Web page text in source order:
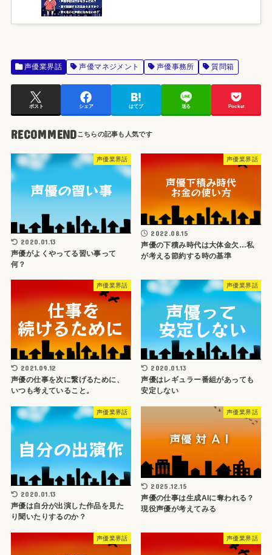
声優業界話 声優マネジメント 声優事務所 質問箱
ポスト シェア はてブ 送る Pocket
RECOMMEND
声優業界話
2020.01.13
声優がよくやってる習い事って
何？
声優業界話
2022.08.15
声優の下積み時代は大体金欠…私
が考える節約する時の基準
声優業界話
2021.09.12
声優の仕事を次に繋げるために、
いつも考えていること。
声優業界話
2020.01.13
声優はレギュラー番組があっても
安定しない
声優業界話
2020.01.13
声優は自分が出演した作品を見た
り聞いたりするのか？
声優業界話
2025.12.15
声優の仕事は生成AIに奪われる？
現役声優が考えてみる
声優業界話 声優業界話